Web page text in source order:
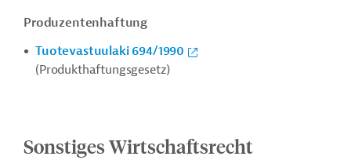
Produzentenhaftung
Tuotevastuulaki 694/1990
(Produkthaftungsgesetz)
Sonstiges Wirtschaftsrecht